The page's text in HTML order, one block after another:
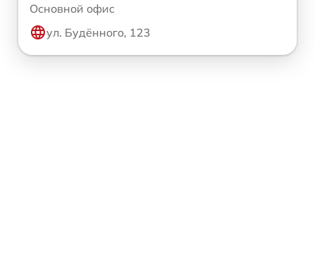
Основной офис
ул. Будённого, 123